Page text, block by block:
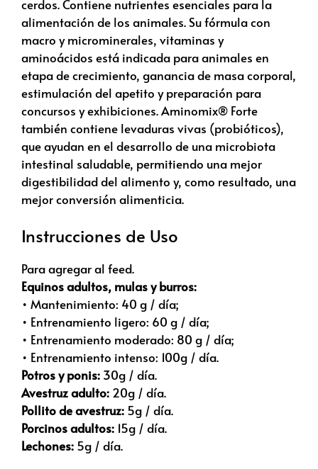
cerdos. Contiene nutrientes esenciales para la
alimentación de los animales. Su fórmula con
macro y microminerales, vitaminas y
aminoácidos está indicada para animales en
etapa de crecimiento, ganancia de masa corporal,
estimulación del apetito y preparación para
concursos y exhibiciones. Aminomix® Forte
también contiene levaduras vivas (probióticos),
que ayudan en el desarrollo de una microbiota
intestinal saludable, permitiendo una mejor
digestibilidad del alimento y, como resultado, una
mejor conversión alimenticia.
Instrucciones de Uso
Para agregar al feed.
Equinos adultos, mulas y burros:
• Mantenimiento: 40 g / día;
• Entrenamiento ligero: 60 g / día;
• Entrenamiento moderado: 80 g / día;
• Entrenamiento intenso: 100g / día.
Potros y ponis: 30g / día.
Avestruz adulto: 20g / día.
Pollito de avestruz: 5g / día.
Porcinos adultos: 15g / día.
Lechones: 5g / día.